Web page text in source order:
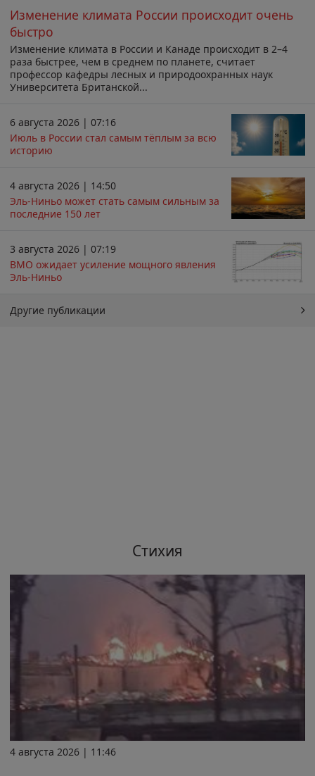
Изменение климата России происходит очень
быстро
Изменение климата в России и Канаде происходит в 2–4
раза быстрее, чем в среднем по планете, считает
профессор кафедры лесных и природоохранных наук
Университета Британской...
6 августа 2026 | 07:16
Июль в России стал самым тёплым за всю
историю
4 августа 2026 | 14:50
Эль-Ниньо может стать самым сильным за
последние 150 лет
3 августа 2026 | 07:19
ВМО ожидает усиление мощного явления
Эль-Ниньо
Другие публикации
Стихия
4 августа 2026 | 11:46